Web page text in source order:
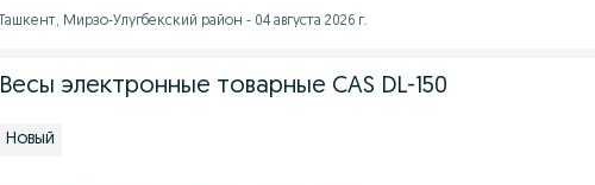
Ташкент, Мирзо-Улугбекский район - 04 августа 2026 г.
Весы электронные товарные CAS DL-150
Новый